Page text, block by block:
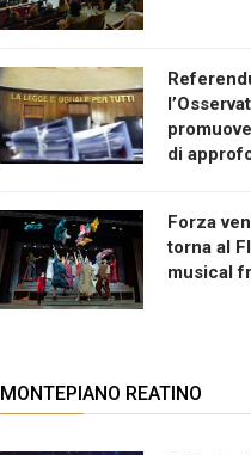
di
Forza
torna al
musical
MONTEPIANO REATINO